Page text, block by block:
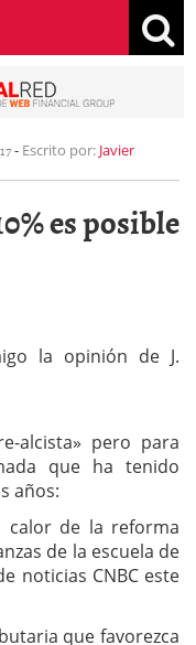
- Escrito por: Javier
es posible
la opinión de J.
alcista» pero para
que ha tenido
años:
calor de la reforma
de la escuela de
noticias CNBC este
que favorezca